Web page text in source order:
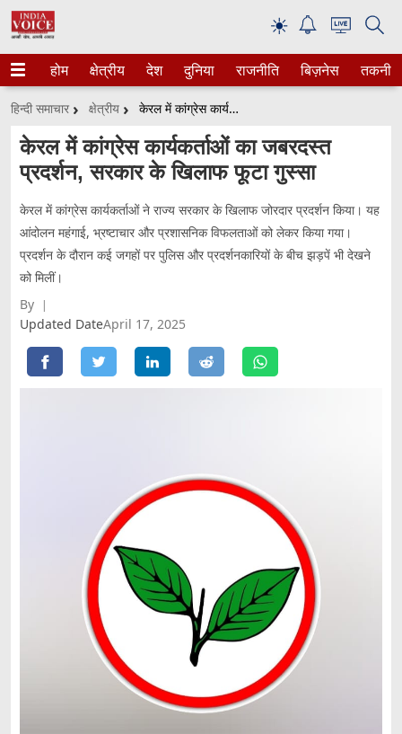
☀
होम क्षेत्रीय देश दुनिया राजनीति बिज़नेस तकनीक
हिन्दी समाचार क्षेत्रीय केरल में कांग्रेस कार्यकर्ताओं का जबरदस्त प्रदर्शन, सरकार के खिलाफ फूटा गुस्सा
केरल में कांग्रेस कार्यकर्ताओं का जबरदस्त
प्रदर्शन, सरकार के खिलाफ फूटा गुस्सा
केरल में कांग्रेस कार्यकर्ताओं ने राज्य सरकार के खिलाफ जोरदार प्रदर्शन किया। यह
आंदोलन महंगाई, भ्रष्टाचार और प्रशासनिक विफलताओं को लेकर किया गया।
प्रदर्शन के दौरान कई जगहों पर पुलिस और प्रदर्शनकारियों के बीच झड़पें भी देखने
को मिलीं।
By
Updated DateApril 17, 2025